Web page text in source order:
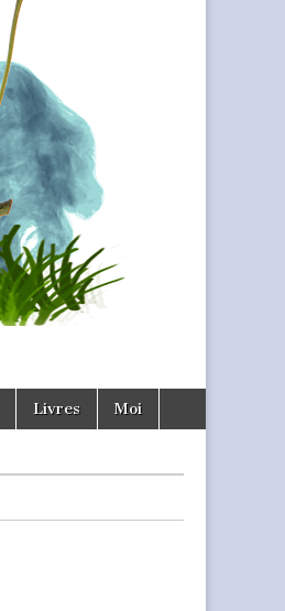
Livres Moi